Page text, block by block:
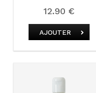
12.90 €
AJOUTER